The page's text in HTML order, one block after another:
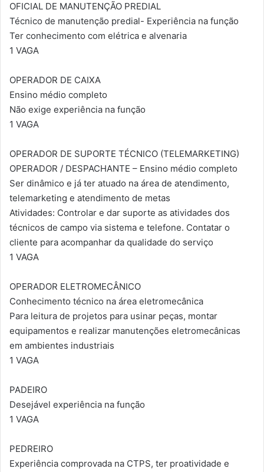
OFICIAL DE MANUTENÇÃO PREDIAL
Técnico de manutenção predial- Experiência na função
Ter conhecimento com elétrica e alvenaria
1 VAGA
OPERADOR DE CAIXA
Ensino médio completo
Não exige experiência na função
1 VAGA
OPERADOR DE SUPORTE TÉCNICO (TELEMARKETING)
OPERADOR / DESPACHANTE – Ensino médio completo
Ser dinâmico e já ter atuado na área de atendimento,
telemarketing e atendimento de metas
Atividades: Controlar e dar suporte as atividades dos
técnicos de campo via sistema e telefone. Contatar o
cliente para acompanhar da qualidade do serviço
1 VAGA
OPERADOR ELETROMECÂNICO
Conhecimento técnico na área eletromecânica
Para leitura de projetos para usinar peças, montar
equipamentos e realizar manutenções eletromecânicas
em ambientes industriais
1 VAGA
PADEIRO
Desejável experiência na função
1 VAGA
PEDREIRO
Experiência comprovada na CTPS, ter proatividade e